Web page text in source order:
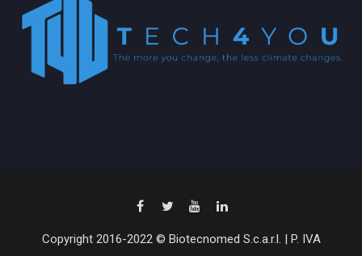
Copyright 2016-2022 © Biotecnomed S.c.a.r.l. | P. IVA